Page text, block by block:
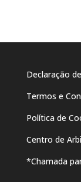
Declaração
Termos e
Política de
Centro de
*Chamada